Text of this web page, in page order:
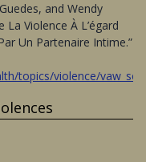
and Wendy
Violence À L’égard
Un Partenaire Intime.”
topics/violence/